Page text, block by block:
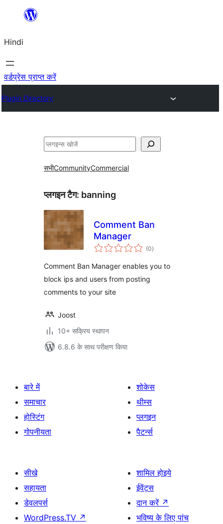
सामग्री
जाएं
Hindi
वर्डप्रेस प्राप्त करें
Plugin Directory
खोजें
सभीCommunityCommercial
प्लगइन टैग: banning
Comment Ban
Manager
(0कुल
दर)
Comment Ban Manager enables you to
block ips and users from posting
comments to your site
Joost
10+ सक्रिय स्थापन
6.8.6 के साथ परीक्षण किया
बारे में
समाचार
होस्टिंग
गोपनीयता
शोकेस
थीम्स
प्लगइन
पैटर्न्स
सीखे
सहायता
डेवलपर्स
WordPress.TV ↗
शामिल होइये
ईवेंट्स
दान करें ↗
भविष्य के लिए पांच